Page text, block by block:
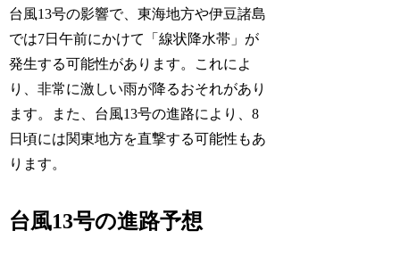
台風13号の影響で、東海地方や伊豆諸島
では7日午前にかけて「線状降水帯」が
発生する可能性があります。これによ
り、非常に激しい雨が降るおそれがあり
ます。また、台風13号の進路により、8
日頃には関東地方を直撃する可能性もあ
ります。
台風13号の進路予想